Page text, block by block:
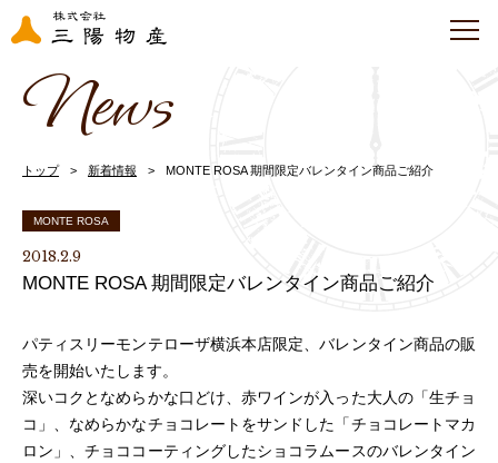
News
トップ 新着情報 MONTE ROSA 期間限定バレンタイン商品ご紹介
MONTE ROSA
2018.2.9
MONTE ROSA 期間限定バレンタイン商品ご紹介
パティスリーモンテローザ横浜本店限定、バレンタイン商品の販
売を開始いたします。
深いコクとなめらかな口どけ、赤ワインが入った大人の「生チョ
コ」、なめらかなチョコレートをサンドした「チョコレートマカ
ロン」、チョココーティングしたショコラムースのバレンタイン